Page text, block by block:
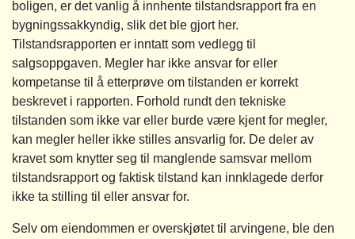
boligen, er det vanlig å innhente tilstandsrapport fra en
bygningssakkyndig, slik det ble gjort her.
Tilstandsrapporten er inntatt som vedlegg til
salgsoppgaven. Megler har ikke ansvar for eller
kompetanse til å etterprøve om tilstanden er korrekt
beskrevet i rapporten. Forhold rundt den tekniske
tilstanden som ikke var eller burde være kjent for megler,
kan megler heller ikke stilles ansvarlig for. De deler av
kravet som knytter seg til manglende samsvar mellom
tilstandsrapport og faktisk tilstand kan innklagede derfor
ikke ta stilling til eller ansvar for.
Selv om eiendommen er overskjøtet til arvingene, ble den